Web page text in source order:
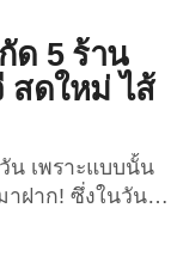
หนักของ 5 ดารา
นมาครอบครอง
นใน 3 มื้อ...
ด 5 ร้าน
สดใหม่ ไส้
น เพราะแบบนั้น
าฝาก! ซึ่งในวันนี้